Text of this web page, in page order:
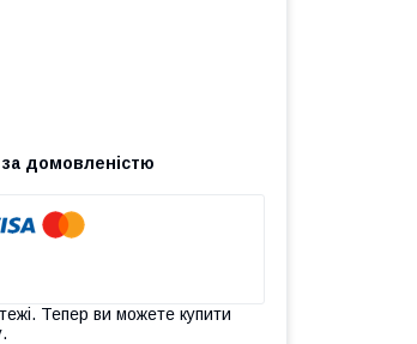
за домовленістю
Тепер ви можете купити